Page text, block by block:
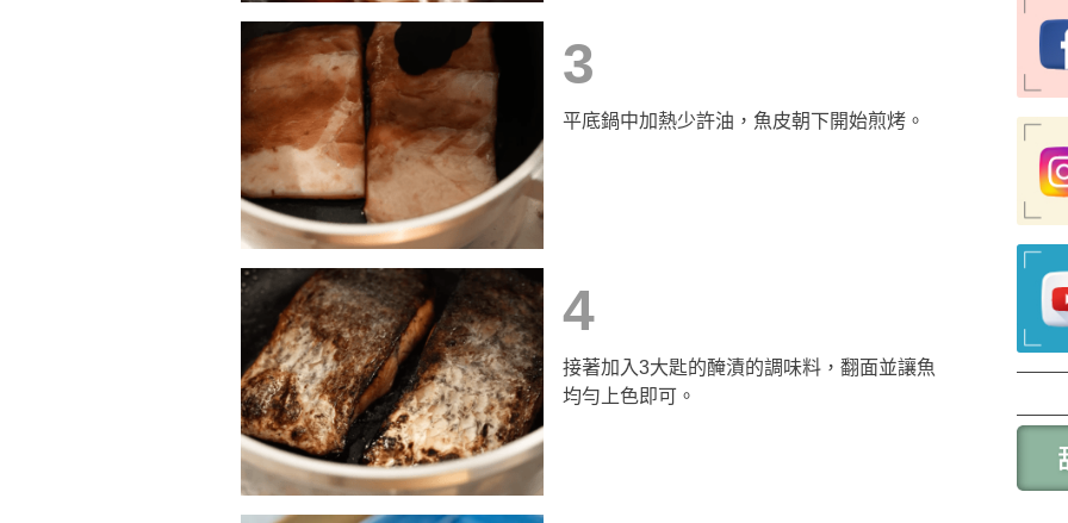
3
平底鍋中加熱少許油，魚皮朝下開始煎烤。
4
接著加入3大匙的醃漬的調味料，翻面並讓魚
均勻上色即可。